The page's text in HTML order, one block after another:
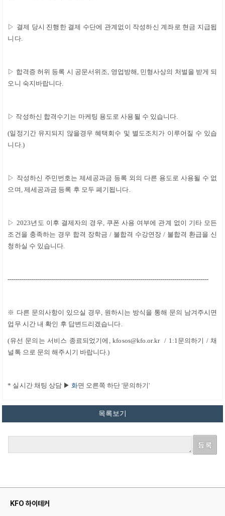
▷ 결제 당시 진행한 결제 수단에 관계없이 작성하신 계좌로 현금 지급됩
니다.
▷ 합격증 허위 등록 시 공문서위조, 영업방해, 민형사상의 처벌을 받게 되
오니 숙지바랍니다.
▷ 작성하신 합격수기는 마케팅 용도로 사용될 수 있습니다.
(일정기간 유지되지 않을경우 혜택회수 및 별도조치가 이루어질 수 있습
니다.)
▷ 작성하신 주민번호는 제세공과금 등록 외의 다른 용도로 사용될 수 없
으며, 제세공과금 등록 후 모두 폐기됩니다.
▷2023년도 이후 결제자의 경우, 쿠폰 사용 여부에 관계 없이 기타 모든
조건을 충족하는 경우 합격 장학금/ 불합격 수강연장/ 불합격 환급을 신
청하실 수 있습니다.
----------------------------------------------------------------------------------------------------
※ 다른 문의사항이 있으실 경우, 원하시는 방식을 통해 문의 남겨주시면
업무 시간 내 확인 후 답변드리겠습니다.
(유선 문의는 서비스 종료되었기에, kfosos@kfo.or.kr / 1:1문의하기 / 채
널톡 으로 문의 해주시기 바랍니다.)
* 실시간 채팅 상담 ▶화면 오른쪽 하단 '문의하기'
KFO 하이테커